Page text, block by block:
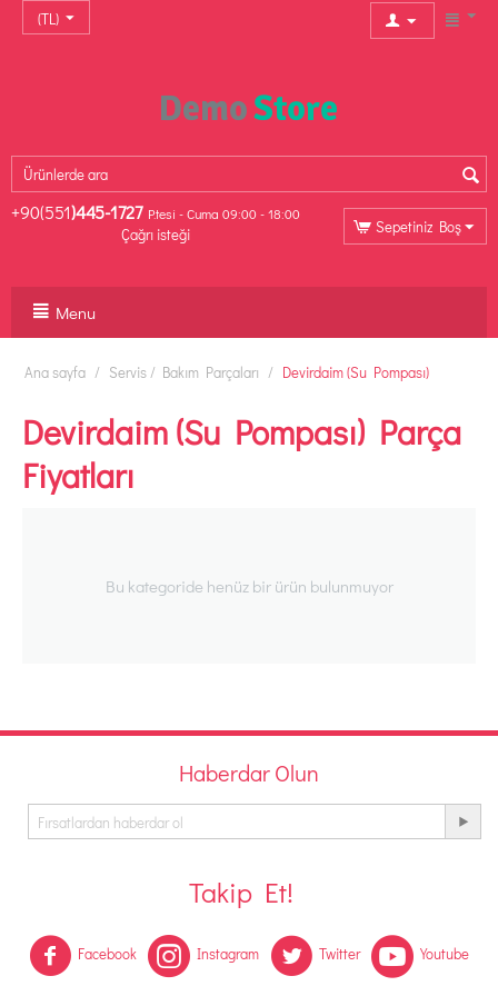
(TL)
+90(551)445-1727 P.tesi - Cuma 09:00 - 18:00
Çağrı isteği Sepetiniz Boş
Menu
Ana sayfa / Servis / Bakım Parçaları / Devirdaim (Su Pompası)
Devirdaim (Su Pompası) Parça
Fiyatları
Bu kategoride henüz bir ürün bulunmuyor
Haberdar Olun
Takip Et!
Facebook Instagram Twitter Youtube